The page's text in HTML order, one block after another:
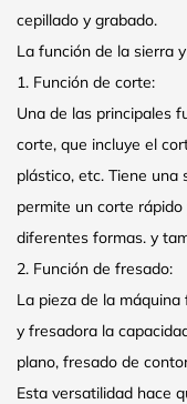
cepillado y grabado.
La función de la sierra
1. Función de corte:
Una de las principales
corte, que incluye el
plástico, etc. Tiene una
permite un corte
diferentes formas. y
2. Función de fresado:
La pieza de la
y fresadora la
plano, fresado de
Esta versatilidad hace